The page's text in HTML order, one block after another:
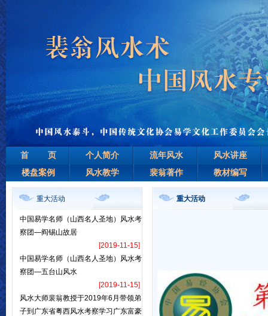
首 页 个人简介 流年风水
风水讲座
楼盘案例
风水教学 裴翁著作 教材编写
重大活动
中国易学名师（山西名人圣地）风水考
察团—阎锡山故居
[2019-11-15]
中国易学名师（山西名人圣地）风水考
察团—五台山风水
[2019-11-15]
风水大师裴翁教授于2019年6月带领弟
子到广东省粤西风水考察学习广东富豪
重大活动